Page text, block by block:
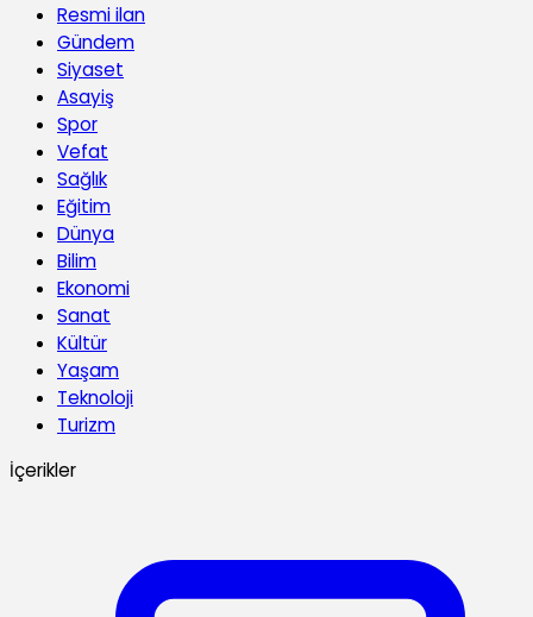
Resmi ilan
Gündem
Siyaset
Asayiş
Spor
Vefat
Sağlık
Eğitim
Dünya
Bilim
Ekonomi
Sanat
Kültür
Yaşam
Teknoloji
Turizm
İçerikler